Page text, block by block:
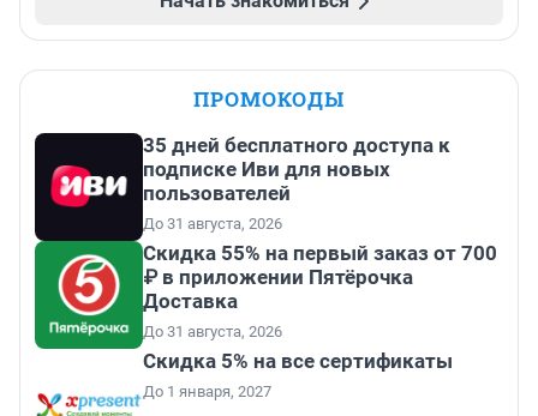
ПРОМОКОДЫ
35 дней бесплатного доступа к
подписке Иви для новых
пользователей
До 31 августа, 2026
Скидка 55% на первый заказ от 700
₽ в приложении Пятёрочка
Доставка
До 31 августа, 2026
Скидка 5% на все сертификаты
До 1 января, 2027